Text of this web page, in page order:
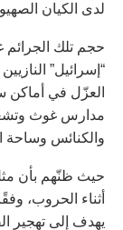
لدى الكيان
حجم تلك
“إسرائيل”
العزّل في أماكن
مدارس غوث
والكنائس وساحة
حيث ظنّهم بأن
أثناء الحروب،
يهدف إلى تهجير